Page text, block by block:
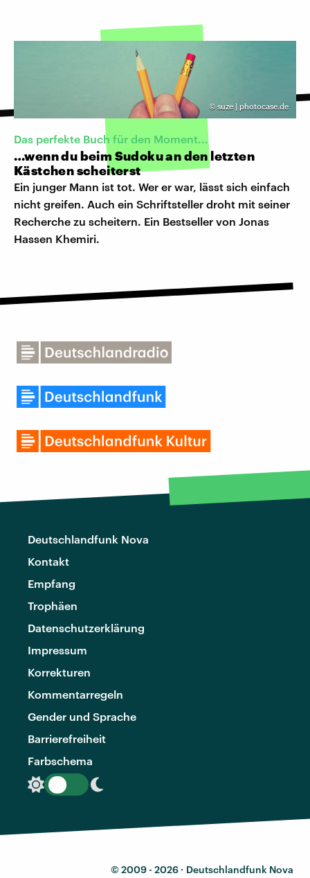
© suze | photocase.de
Das perfekte Buch für den Moment...
…wenn du beim Sudoku an den letzten
Kästchen scheiterst
Ein junger Mann ist tot. Wer er war, lässt sich einfach
nicht greifen. Auch ein Schriftsteller droht mit seiner
Recherche zu scheitern. Ein Bestseller von Jonas
Hassen Khemiri.
Deutschlandfunk Nova
Kontakt
Empfang
Trophäen
Datenschutzerklärung
Impressum
Korrekturen
Kommentarregeln
Gender und Sprache
Barrierefreiheit
Farbschema
© 2009 - 2026 · Deutschlandfunk Nova